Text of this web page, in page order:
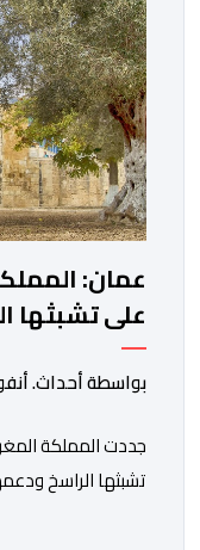
عمان:
على تشبثها
للحقوق
الشقيق
بواسطة أحداث.
جددت المملكة
تشبثها الراسخ